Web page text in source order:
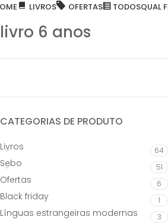
LIVROS OFERTAS TODOSQUAL
livro 6 anos
CATEGORIAS DE PRODUTO
Livros 64
Sebo 51
Ofertas 6
Black friday 1
Línguas estrangeiras modernas 3